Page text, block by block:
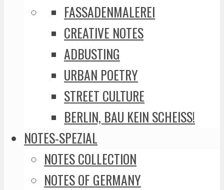
FASSADENMALEREI
CREATIVE NOTES
ADBUSTING
URBAN POETRY
STREET CULTURE
BERLIN, BAU KEIN SCHEISS!
NOTES-SPEZIAL
NOTES COLLECTION
NOTES OF GERMANY